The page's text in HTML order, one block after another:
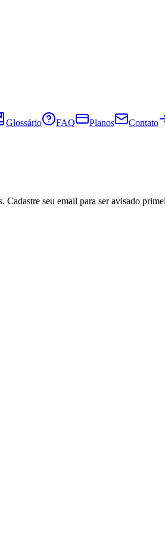
Glossário FAQ Planos Contato
Cadastre seu email para ser avisado